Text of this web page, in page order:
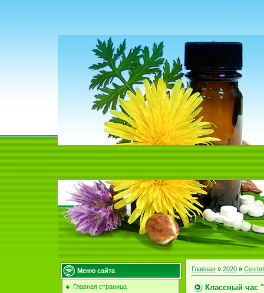
Меню сайта
Главная страница
Главная » 2020 »
Классный час